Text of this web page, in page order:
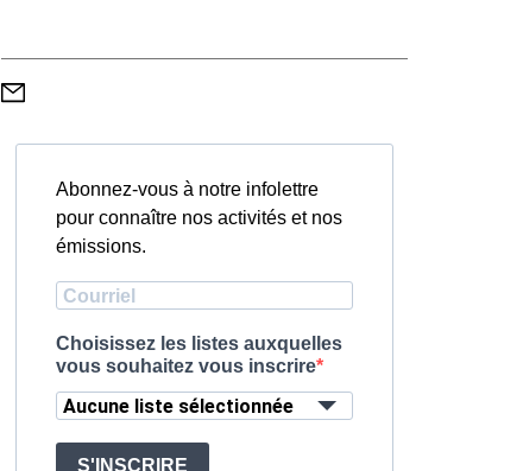
Abonnez-vous à notre infolettre
pour connaître nos activités et nos
émissions.
Choisissez les listes auxquelles
vous souhaitez vous inscrire
Aucune liste sélectionnée
S'INSCRIRE